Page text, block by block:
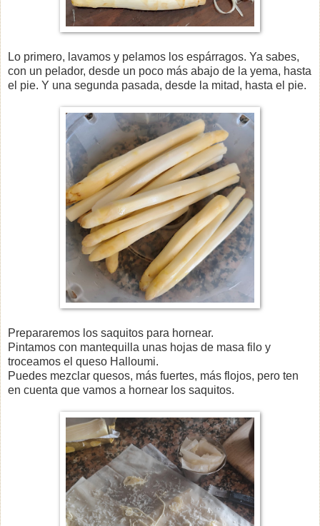
Lo primero, lavamos y pelamos los espárragos. Ya sabes,
con un pelador, desde un poco más abajo de la yema, hasta
el pie. Y una segunda pasada, desde la mitad, hasta el pie.
Prepararemos los saquitos para hornear.
Pintamos con mantequilla unas hojas de masa filo y
troceamos el queso Halloumi.
Puedes mezclar quesos, más fuertes, más flojos, pero ten
en cuenta que vamos a hornear los saquitos.